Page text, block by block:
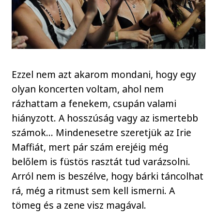
Ezzel nem azt akarom mondani, hogy egy
olyan koncerten voltam, ahol nem
rázhattam a fenekem, csupán valami
hiányzott. A hosszúság vagy az ismertebb
számok… Mindenesetre szeretjük az Irie
Maffiát, mert pár szám erejéig még
belőlem is füstös rasztát tud varázsolni.
Arról nem is beszélve, hogy bárki táncolhat
rá, még a ritmust sem kell ismerni. A
tömeg és a zene visz magával.